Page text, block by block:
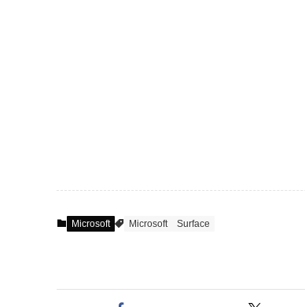
Microsoft Microsoft Surface